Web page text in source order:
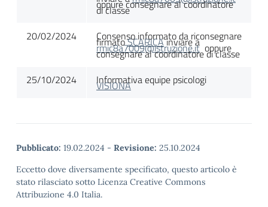
oppure consegnare al coordinatore
di classe
20/02/2024
Consenso informato da riconsegnare
firmatoSCARICAinviare a
rmic8a7009@istruzione.it oppure
consegnare al coordinatore di classe
25/10/2024
Informativa equipe psicologi
VISIONA
Pubblicato: 19.02.2024 - Revisione: 25.10.2024
Eccetto dove diversamente specificato, questo articolo è
stato rilasciato sotto Licenza Creative Commons
Attribuzione 4.0 Italia.